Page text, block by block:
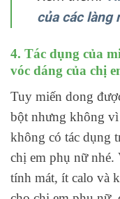
của các làng
4. Tác dụng của
vóc dáng của chị
Tuy miến dong
bột nhưng không vì
không có tác dụng
chị em phụ nữ
tính mát, ít calo và